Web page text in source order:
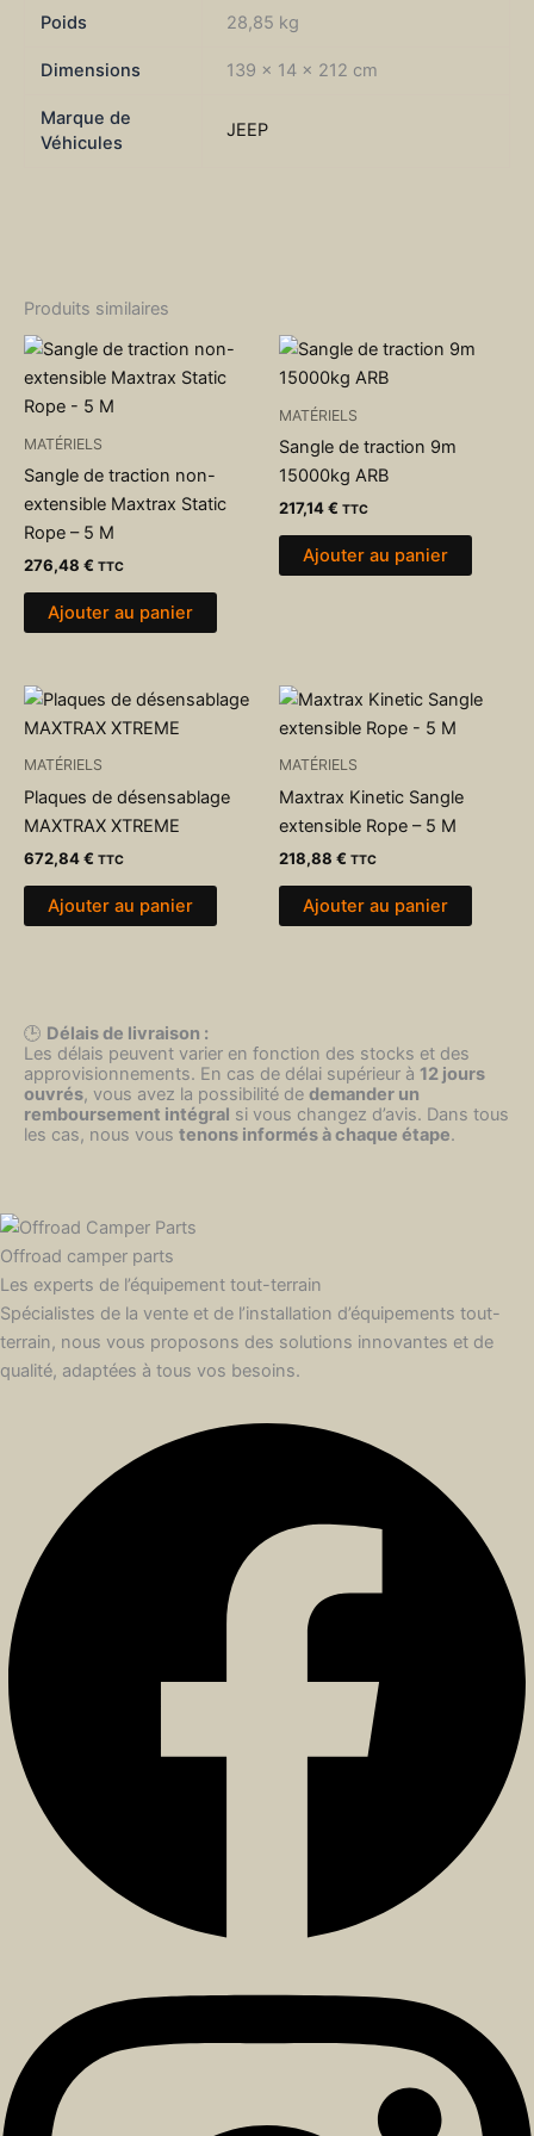
Jeep
essence
Poids 28,85 kg
Dimensions 139 × 14 × 212 cm
Marque de
Véhicules
JEEP
Produits similaires
MATÉRIELS
Sangle de traction non-
extensible Maxtrax Static
Rope – 5 M
276,48 € TTC
Ajouter au panier
MATÉRIELS
Sangle de traction 9m
15000kg ARB
217,14€ TTC
Ajouter au panier
MATÉRIELS
Plaques de désensablage
MAXTRAX XTREME
672,84€ TTC
Ajouter au panier
MATÉRIELS
Maxtrax Kinetic Sangle
extensible Rope – 5 M
218,88 € TTC
Ajouter au panier
🕒 Délais de livraison :
Les délais peuvent varier en fonction des stocks et des
approvisionnements. En cas de délai supérieur à 12 jours
ouvrés, vous avez la possibilité de demander un
remboursement intégral si vous changez d’avis. Dans tous
les cas, nous vous tenons informés à chaque étape.
Offroad camper parts
Les experts de l’équipement tout-terrain
Spécialistes de la vente et de l’installation d’équipements tout-
terrain, nous vous proposons des solutions innovantes et de
qualité, adaptées à tous vos besoins.